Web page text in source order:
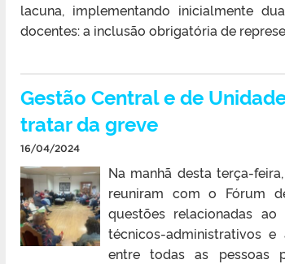
lacuna, implementando inicialmente
docentes: a inclusão obrigatória de
Gestão Central e de
tratar da greve
16/04/2024
Na manhã desta terça-
reuniram com o Fórum
questões relacionadas
técnicos-administrativos
entre todas as pessoas